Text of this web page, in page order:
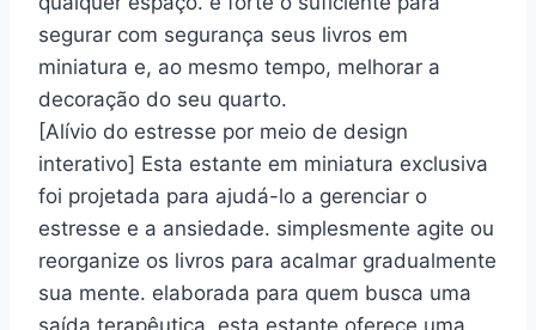
segurar com segurança seus livros em
miniatura e, ao mesmo tempo, melhorar a
decoração do seu quarto.
[Alívio do estresse por meio de design
interativo] Esta estante em miniatura exclusiva
foi projetada para ajudá-lo a gerenciar o
estresse e a ansiedade. simplesmente agite ou
reorganize os livros para acalmar gradualmente
sua mente. elaborada para quem busca uma